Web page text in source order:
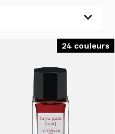
veut une encre avec
que pour la
ml fioles en verre.
également
sont
stylo à plume.
24